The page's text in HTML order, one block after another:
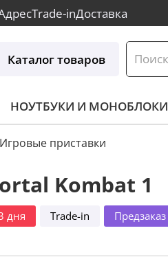
Trade-inДоставка
Каталог товаров
НОУТБУКИ И МОНОБЛОКИ
Игровые приставки
дня Trade-in Предзаказ
Kombat 1